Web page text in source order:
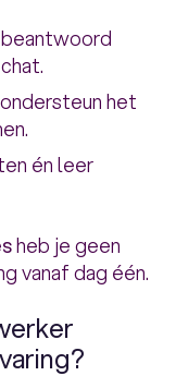
het
én leer
heb je geen
vanaf dag één.